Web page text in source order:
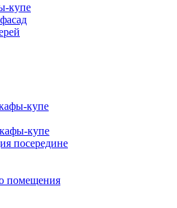
купе
купе
купе
посередине
помещения